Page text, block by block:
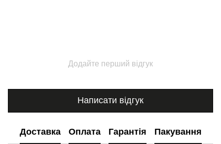
Додайте перший відгук
Написати відгук
Доставка Оплата Гарантія Пакування